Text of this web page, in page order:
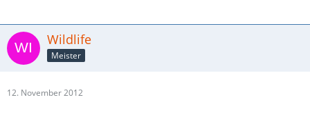
Wildlife
Meister
12. November 2012